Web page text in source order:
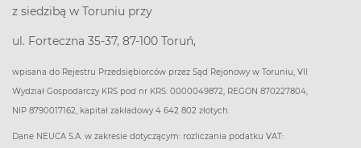
z siedzibą w Toruniu przy
ul. Forteczna 35-37, 87-100 Toruń,
wpisana do Rejestru Przedsiębiorców przez Sąd Rejonowy w Toruniu, VII
Wydział Gospodarczy KRS pod nr KRS: 0000049872, REGON 870227804,
NIP 8790017162, kapitał zakładowy 4 642 802 złotych.
Dane NEUCA S.A. w zakresie dotyczącym: rozliczania podatku VAT: